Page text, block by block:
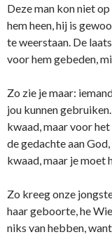
Deze man kon niet
hem heen, hij is
te weerstaan. De
voor hem gebeden,
Zo zie je maar:
jou kunnen
kwaad, maar voor
de gedachte aan
kwaad, maar je moet
Zo kreeg o­nze
haar geboorte, he
niks van hebben,